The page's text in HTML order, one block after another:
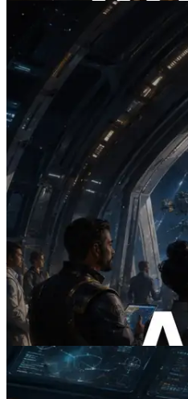
2026.07.04
ERPC เปิดตัว Solana
— ยุคที่ AI Agent จ่าย
แบบ On Demand
อ่านบทความนี้